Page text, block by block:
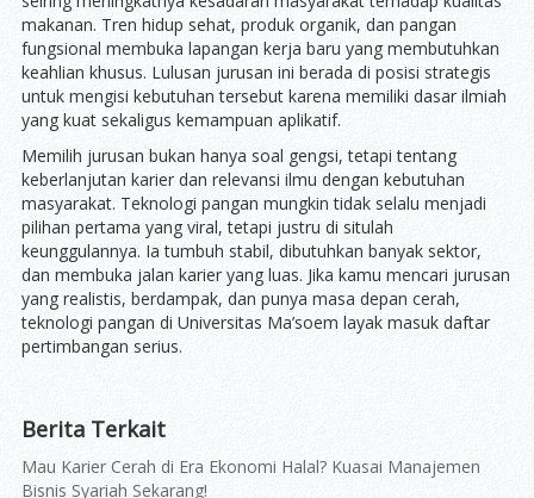
makanan. Tren hidup sehat, produk organik, dan pangan
fungsional membuka lapangan kerja baru yang membutuhkan
keahlian khusus. Lulusan jurusan ini berada di posisi strategis
untuk mengisi kebutuhan tersebut karena memiliki dasar ilmiah
yang kuat sekaligus kemampuan aplikatif.
Memilih jurusan bukan hanya soal gengsi, tetapi tentang
keberlanjutan karier dan relevansi ilmu dengan kebutuhan
masyarakat. Teknologi pangan mungkin tidak selalu menjadi
pilihan pertama yang viral, tetapi justru di situlah
keunggulannya. Ia tumbuh stabil, dibutuhkan banyak sektor,
dan membuka jalan karier yang luas. Jika kamu mencari jurusan
yang realistis, berdampak, dan punya masa depan cerah,
teknologi pangan di Universitas Ma’soem layak masuk daftar
pertimbangan serius.
Berita Terkait
Mau Karier Cerah di Era Ekonomi Halal? Kuasai Manajemen
Bisnis Syariah Sekarang!